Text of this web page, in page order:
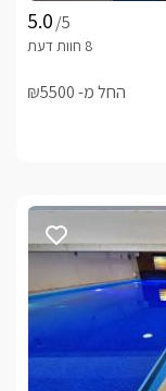
/5
החל מ- ₪5500